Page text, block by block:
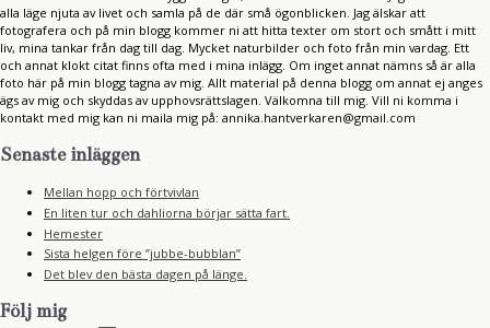
alla läge njuta av livet och samla på de där små ögonblicken. Jag älskar att
fotografera och på min blogg kommer ni att hitta texter om stort och smått i mitt
liv, mina tankar från dag till dag. Mycket naturbilder och foto från min vardag. Ett
och annat klokt citat finns ofta med i mina inlägg. Om inget annat nämns så är alla
foto här på min blogg tagna av mig. Allt material på denna blogg om annat ej anges
ägs av mig och skyddas av upphovsrättslagen. Välkomna till mig. Vill ni komma i
kontakt med mig kan ni maila mig på: annika.hantverkaren@gmail.com
Senaste inläggen
Mellan hopp och förtvivlan
En liten tur och dahliorna börjar sätta fart.
Hemester
Sista helgen före ”jubbe-bubblan”
Det blev den bästa dagen på länge.
Följ mig